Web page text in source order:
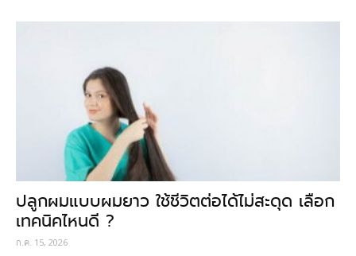
ปลูกผมแบบผมยาว ใช้ชีวิตต่อได้ไม่สะดุด เลือก
เทคนิคไหนดี ?
ก.ค. 15, 2026